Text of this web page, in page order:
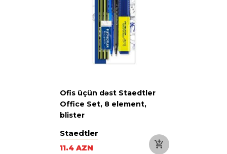
Ofis üçün dəst Staedtler
Office Set, 8 element,
blister
Staedtler
11.4 AZN